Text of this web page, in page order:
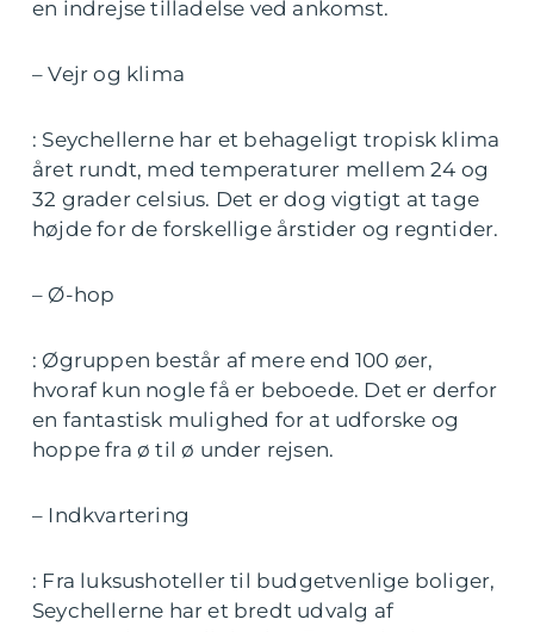
en indrejse tilladelse ved ankomst.
– Vejr og klima
: Seychellerne har et behageligt tropisk klima
året rundt, med temperaturer mellem 24 og
32 grader celsius. Det er dog vigtigt at tage
højde for de forskellige årstider og regntider.
– Ø-hop
: Øgruppen består af mere end 100 øer,
hvoraf kun nogle få er beboede. Det er derfor
en fantastisk mulighed for at udforske og
hoppe fra ø til ø under rejsen.
– Indkvartering
: Fra luksushoteller til budgetvenlige boliger,
Seychellerne har et bredt udvalg af